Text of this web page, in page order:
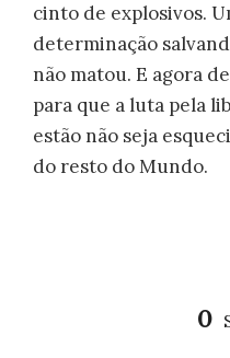
cinto de explosivos.
determinação
não matou. E agora
para que a luta pela
estão não seja
do resto do Mundo.
0